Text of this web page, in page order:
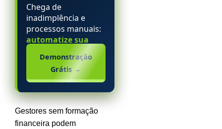
Chega de
inadimplência e
processos manuais:
automatize sua
escola particular.
Demonstração
Grátis →
Gestores sem formação
financeira podem